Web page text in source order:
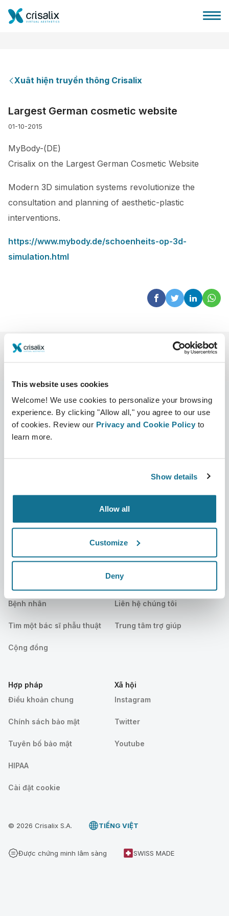
This website uses cookies
Welcome! We use cookies to personalize your browsing
experience. By clicking "Allow all," you agree to our use
of cookies. Review our Privacy and Cookie Policy to
learn more.
Show details
Allow all
Customize
Deny
Gói
Đánh giá của bệnh nhân
Xuât hiện truyền thông Crisalix
Largest German cosmetic website
01-10-2015
MyBody-(DE)
Crisalix on the Largest German Cosmetic Website
Modern 3D simulation systems revolutionize the
consultation and planning of aesthetic-plastic
interventions.
https://www.mybody.de/schoenheits-op-3d-
simulation.html
Công ty
Về chúng tôi
Sự kiện
Bác sĩ phẫu thuật thẩm mỹ
thuật
Customer Stories
Bệnh nhân
Bệnh nhân
Tìm một bác sĩ phẫu thuật
Cộng đồng
Hỗ trợ
Liên hệ chúng tôi
Trung tâm trợ giúp
Hợp pháp
Điều khoản chung
Chính sách bảo mật
Tuyên bố bảo mật
HIPAA
Cài đặt cookie
Xã hội
Instagram
Twitter
Youtube
© 2026 Crisalix S.A. TIẾNG VIỆT
Được chứng minh lâm sàng SWISS MADE